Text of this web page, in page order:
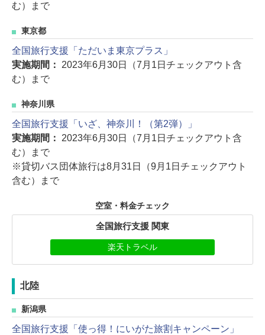
む）まで
東京都
全国旅行支援「ただいま東京プラス」
実施期間： 2023年6月30日（7月1日チェックアウト含
む）まで
神奈川県
全国旅行支援「いざ、神奈川！（第2弾）」
実施期間： 2023年6月30日（7月1日チェックアウト含
む）まで
※貸切バス団体旅行は8月31日（9月1日チェックアウト
含む）まで
空室・料金チェック
全国旅行支援 関東
楽天トラベル
北陸
新潟県
全国旅行支援「使っ得！にいがた旅割キャンペーン」